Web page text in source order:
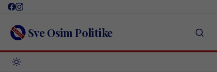
Skip
content Sve Osim Politike